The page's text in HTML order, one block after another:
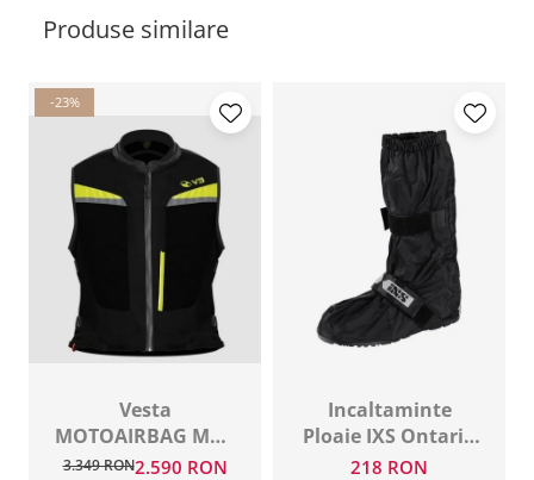
Produse similare
-23%
Vesta
MOTOAIRBAG MAB
V3 Black
3.349 RON2.590 RON
Incaltaminte
Ploaie IXS Ontario
2.0
218 RON